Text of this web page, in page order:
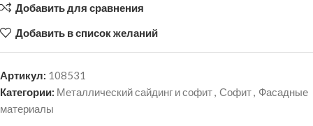
Добавить для сравнения
Добавить в список желаний
Артикул: 108531
Категории: Металлический сайдинг и софит, Софит, Фасадные
материалы